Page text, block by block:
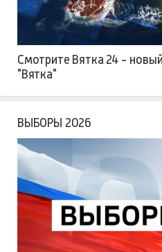
Смотрите Вятка 24 -
"Вятка"
ВЫБОРЫ 2026